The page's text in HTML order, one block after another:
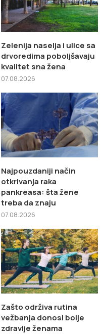
Zelenija naselja i ulice sa
drvoredima poboljšavaju
kvalitet sna žena
07.08.2026
Najpouzdaniji način
otkrivanja raka
pankreasa: šta žene
treba da znaju
07.08.2026
Zašto održiva rutina
vežbanja donosi bolje
zdravlje ženama